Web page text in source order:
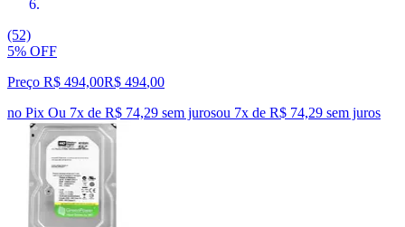
(52)
5% OFF
Preço R$ 494,00R$ 494,00
no Pix Ou 7x de R$ 74,29 sem jurosou 7x de R$ 74,29 sem juros